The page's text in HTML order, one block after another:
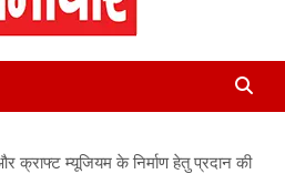
– Latest
in Hindi,
Headlines
क्राफ्ट म्यूजियम के निर्माण हेतु प्रदान की